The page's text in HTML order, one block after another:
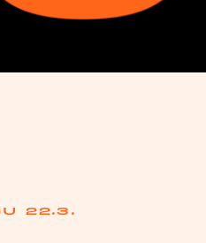
22.3.